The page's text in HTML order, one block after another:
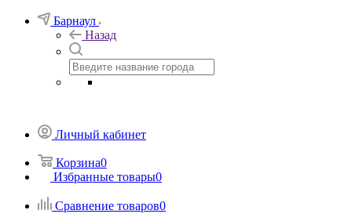
Барнаул
Назад
Личный кабинет
Корзина0
Избранные товары0
Сравнение товаров0